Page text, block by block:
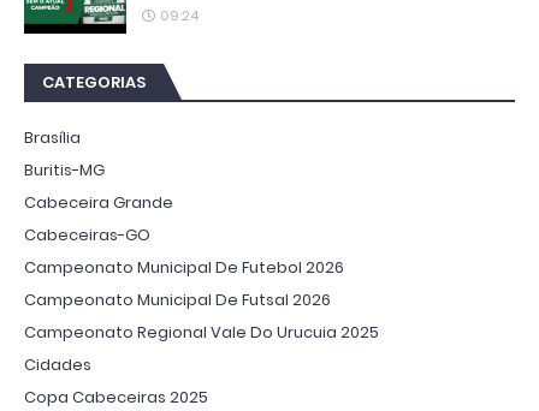
09:24
CATEGORIAS
Brasília
Buritis-MG
Cabeceira Grande
Cabeceiras-GO
Campeonato Municipal De Futebol 2026
Campeonato Municipal De Futsal 2026
Campeonato Regional Vale Do Urucuia 2025
Cidades
Copa Cabeceiras 2025